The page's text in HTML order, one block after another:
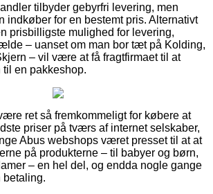
tilbyder gebyrfri levering, men
indkøber for en bestemt pris. Alternativt
prisbilligste mulighed for levering,
– uanset om man bor tæt på Kolding,
– vil være at få fragtfirmaet til at
en pakkeshop.
ret så fremkommeligt for købere at
priser på tværs af internet selskaber,
Abus webshops været presset til at at
på produkterne – til babyer og børn,
– en hel del, og endda nogle gange
betaling.